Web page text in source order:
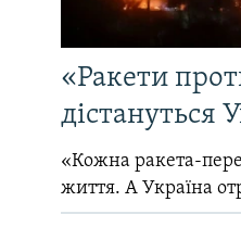
«Ракети
дістануться
«Кожна ракета-
життя. А Україна